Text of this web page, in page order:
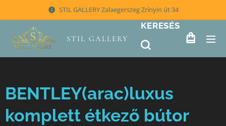
STIL GALLERY Zalaegerszeg Zrínyin út 34
STIL GALLERY
KERESÉS
BENTLEY(arac)luxus
komplett étkező bútor